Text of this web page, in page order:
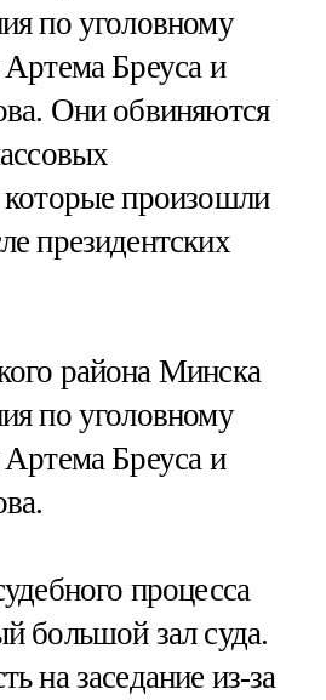
по уголовному
Бреуса и
Они обвиняются
которые произошли
президентских
района Минска
по уголовному
Бреуса и
процесса
большой зал суда.
на заседание из-за